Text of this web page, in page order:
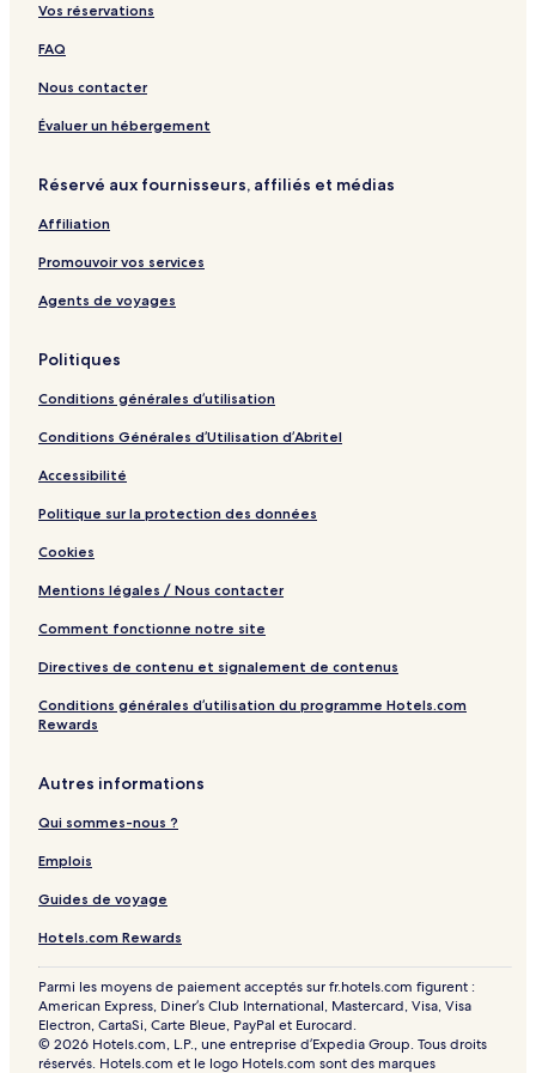
C
l
u
b
h
t
t
l
e
a
o
K
u
t
c
H
o
s
p
t
i
y
s
s
i
r
a
m
a
o
r
t
,
i
l
R
a
n
n
K
t
c
h
-
F
r
C
r
o
w
C
o
l
e
c
t
i
n
e
s
o
r
t
Vos réservations
FAQ
Nous contacter
Évaluer un hébergement
Réservé aux fournisseurs, affiliés et médias
Affiliation
Promouvoir vos services
Agents de voyages
Politiques
Conditions générales d’utilisation
Conditions Générales d’Utilisation d’Abritel
Accessibilité
Politique sur la protection des données
Cookies
Mentions légales / Nous contacter
Comment fonctionne notre site
Directives de contenu et signalement de contenus
Conditions générales d’utilisation du programme Hotels.com
Rewards
Autres informations
Qui sommes-nous ?
Emplois
Guides de voyage
Hotels.com Rewards
Parmi les moyens de paiement acceptés sur fr.hotels.com figurent :
American Express, Diner’s Club International, Mastercard, Visa, Visa
Electron, CartaSi, Carte Bleue, PayPal et Eurocard.
© 2026 Hotels.com, L.P., une entreprise d’Expedia Group. Tous droits
réservés. Hotels.com et le logo Hotels.com sont des marques